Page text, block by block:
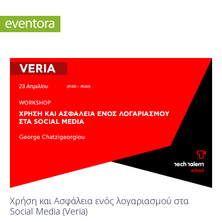
Χρήση και Ασφάλεια ενός λογαριασμού στα
Social Media (Veria)